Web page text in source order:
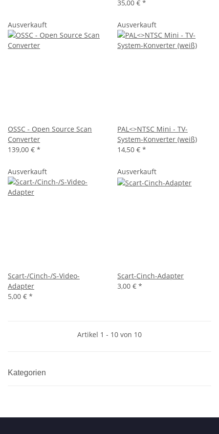
35,00 € *
Ausverkauft
OSSC - Open Source Scan
Converter
139,00 € *
Ausverkauft
PAL<>NTSC Mini - TV-
System-Konverter (weiß)
14,50 € *
Ausverkauft
Scart-/Cinch-/S-Video-
Adapter
5,00 € *
Ausverkauft
Scart-Cinch-Adapter
3,00 € *
Artikel 1 - 10 von 10
Kategorien